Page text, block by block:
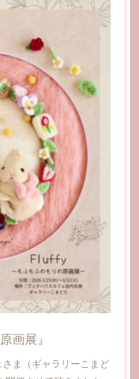
画展』
ま（ギャラリーこまど